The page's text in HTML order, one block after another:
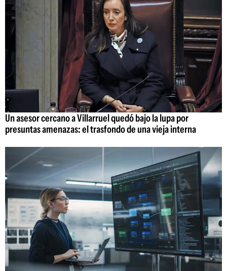
Un asesor cercano a Villarruel quedó bajo la lupa por
presuntas amenazas: el trasfondo de una vieja interna